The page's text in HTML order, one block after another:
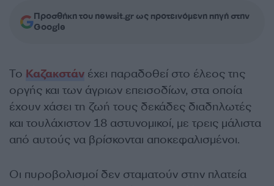
Προσθήκη του newsit.gr ως προτεινόμενη πηγή στην
Google
Το Καζακστάν έχει παραδοθεί στο έλεος της
οργής και των άγριων επεισοδίων, στα οποία
έχουν χάσει τη ζωή τους δεκάδες διαδηλωτές
και τουλάχιστον 18 αστυνομικοί, με τρεις μάλιστα
από αυτούς να βρίσκονται αποκεφαλισμένοι.
Οι πυροβολισμοί δεν σταματούν στην πλατεία